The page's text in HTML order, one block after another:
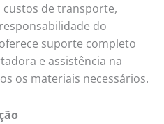
de transporte,
do
suporte completo
e assistência na
os materiais necessários.